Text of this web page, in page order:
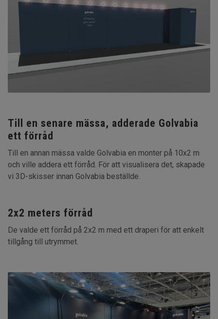
Till en senare mässa, adderade Golvabia
ett förråd
Till en annan mässa valde Golvabia en monter på 10x2 m
och ville addera ett förråd. För att visualisera det, skapade
vi 3D-skisser innan Golvabia beställde.
2x2 meters förråd
De valde ett förråd på 2x2 m med ett draperi för att enkelt
tillgång till utrymmet.